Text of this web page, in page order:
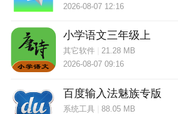
2026-08-07 12:16
小学语文三年级上
其它软件| 21.28 MB
2026-08-07 09:16
百度输入法魅族专版
系统工具| 88.05 MB